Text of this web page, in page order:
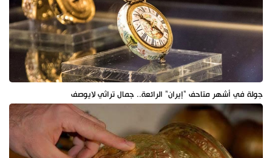
جولة في أشهر متاحف "إيران" الرائعة.. جمال تراثي لايوصف